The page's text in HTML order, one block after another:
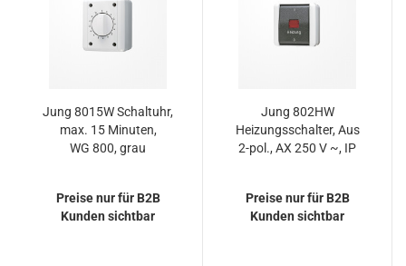
Jung 8015W Schaltuhr,
max. 15 Minuten,
WG 800, grau
Preise nur für B2B
Kunden sichtbar
Jung 802HW
Heizungsschalter, Aus
2-pol., AX 250 V ~, IP
Preise nur für B2B
Kunden sichtbar